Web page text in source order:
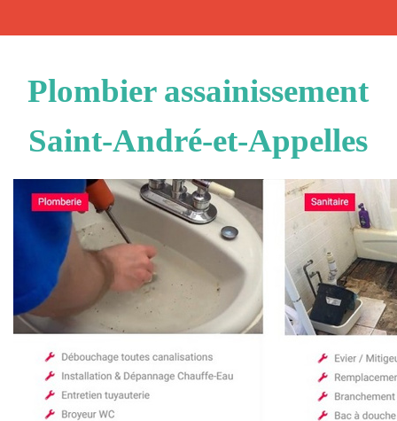
Plombier assainissement
Saint-André-et-Appelles